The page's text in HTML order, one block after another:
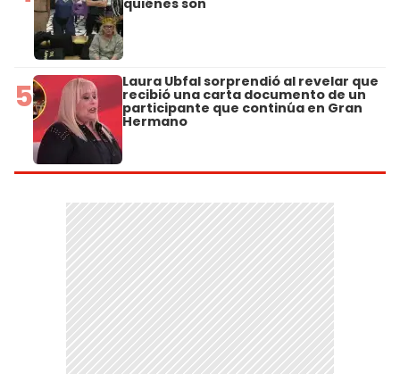
5 Laura Ubfal sorprendió al revelar que
recibió una carta documento de un
participante que continúa en Gran
Hermano